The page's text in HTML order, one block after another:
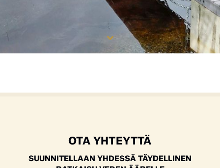
OTA YHTEYTTÄ
SUUNNITELLAAN YHDESSÄ TÄYDELLINEN